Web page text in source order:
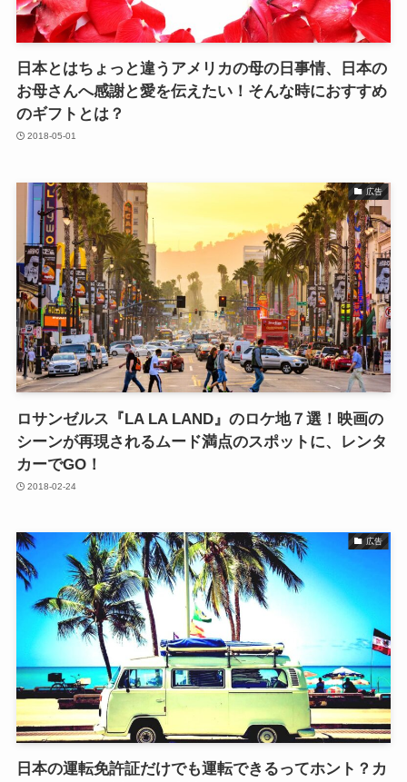
日本とはちょっと違うアメリカの母の日事情、日本の
お母さんへ感謝と愛を伝えたい！そんな時におすすめ
のギフトとは？
2018-05-01
広告
ロサンゼルス『LA LA LAND』のロケ地７選！映画の
シーンが再現されるムード満点のスポットに、レンタ
カーでGO！
2018-02-24
広告
日本の運転免許証だけでも運転できるってホント？カ